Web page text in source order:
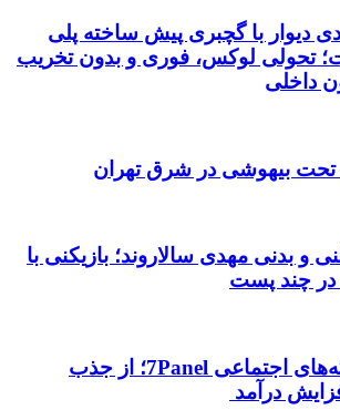
دیوار با گچبری پیش ساخته پلی
تحولی لوکس، فوری و بدون تخریب
داخلی
تحت بیهوشی در شرق تهران
و بدنی مهدی سالاروند؛ بازیکنی با
در چند پست
خدمات شبکه‌های اجتماعی 7Panel؛ از جذب
درآمد